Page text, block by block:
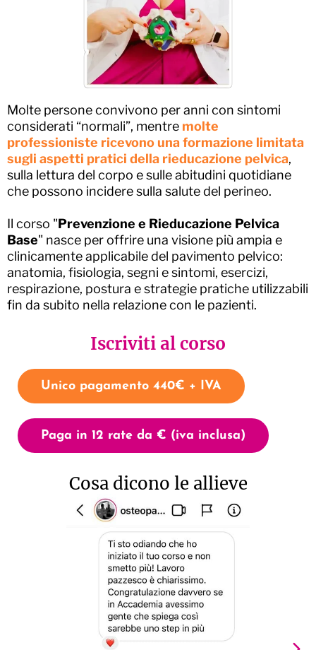
Molte persone convivono per anni con sintomi
considerati “normali”, mentre molte
professioniste ricevono una formazione limitata
sugli aspetti pratici della rieducazione pelvica,
sulla lettura del corpo e sulle abitudini quotidiane
che possono incidere sulla salute del perineo.
Il corso "Prevenzione e Rieducazione Pelvica
Base" nasce per offrire una visione più ampia e
clinicamente applicabile del pavimento pelvico:
anatomia, fisiologia, segni e sintomi, esercizi,
respirazione, postura e strategie pratiche utilizzabili
fin da subito nella relazione con le pazienti.
Iscriviti al corso
Unico pagamento 440€ + IVA
Paga in 12 rate da € (iva inclusa)
Cosa dicono le allieve